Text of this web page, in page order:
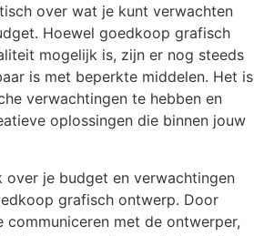
over wat je kunt verwachten
Hoewel goedkoop grafisch
mogelijk is, zijn er nog steeds
is met beperkte middelen. Het is
verwachtingen te hebben en
oplossingen die binnen jouw
over je budget en verwachtingen
grafisch ontwerp. Door
communiceren met de ontwerper,